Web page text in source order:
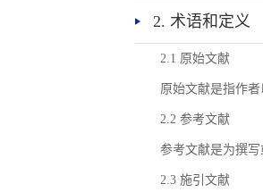
2. 术语和定义
2.1 原始文献
原始文献是指作
2.2 参考文献
参考文献是为撰
2.3 施引文献